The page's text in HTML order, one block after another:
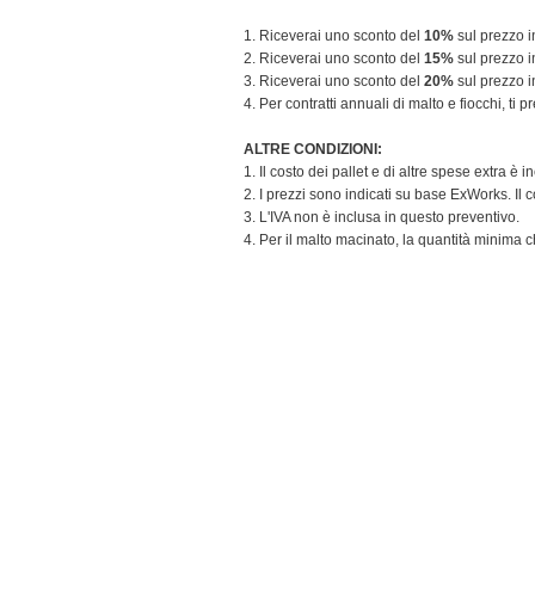
1. Riceverai uno sconto del 10%sul prezzo
2. Riceverai uno sconto del 15%sul prezzo
3. Riceverai uno sconto del 20%sul prezzo
4. Per contratti annuali di malto e fiocchi, ti
ALTRE CONDIZIONI:
1. Il costo dei pallet e di altre spese extra è
2. I prezzi sono indicati su base ExWorks. Il
3. L'IVA non è inclusa in questo preventivo.
4. Per il malto macinato, la quantità minima